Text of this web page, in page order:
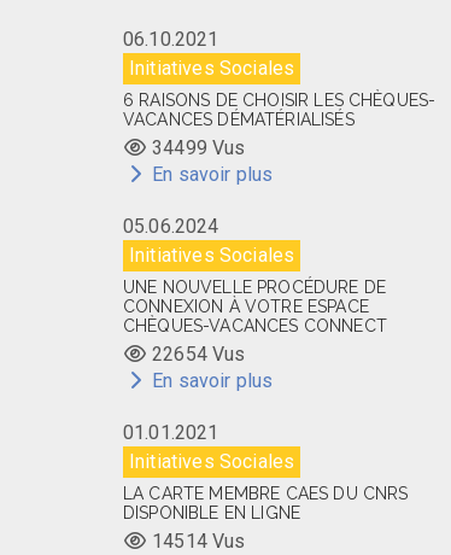
06.10.2021
Initiatives Sociales
6 RAISONS DE CHOISIR LES CHÈQUES-
VACANCES DÉMATÉRIALISÉS
34499 Vus
En savoir plus
05.06.2024
Initiatives Sociales
UNE NOUVELLE PROCÉDURE DE
CONNEXION À VOTRE ESPACE
CHÈQUES-VACANCES CONNECT
22654 Vus
En savoir plus
01.01.2021
Initiatives Sociales
LA CARTE MEMBRE CAES DU CNRS
DISPONIBLE EN LIGNE
14514 Vus